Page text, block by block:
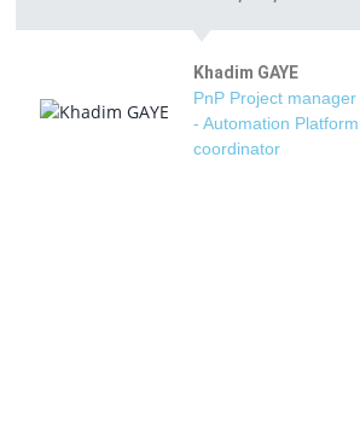
Khadim GAYE
PnP Project manager
- Automation Platform
coordinator